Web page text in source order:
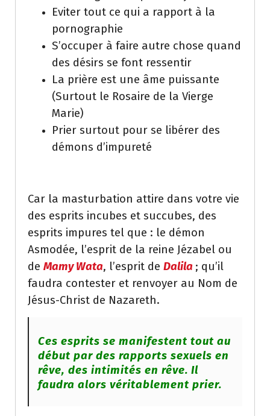
Eviter tout ce qui a rapport à la
pornographie
S’occuper à faire autre chose quand
des désirs se font ressentir
La prière est une âme puissante
(Surtout le Rosaire de la Vierge
Marie)
Prier surtout pour se libérer des
démons d’impureté
Car la masturbation attire dans votre vie
des esprits incubes et succubes, des
esprits impures tel que : le démon
Asmodée, l’esprit de la reine Jézabel ou
de Mamy Wata, l’esprit de Dalila ; qu’il
faudra contester et renvoyer au Nom de
Jésus-Christ de Nazareth.
Ces esprits se manifestent tout au
début par des rapports sexuels en
rêve, des intimités en rêve. Il
faudra alors véritablement prier.